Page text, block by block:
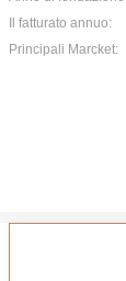
Il fatturato annuo:
Principali Marcket: